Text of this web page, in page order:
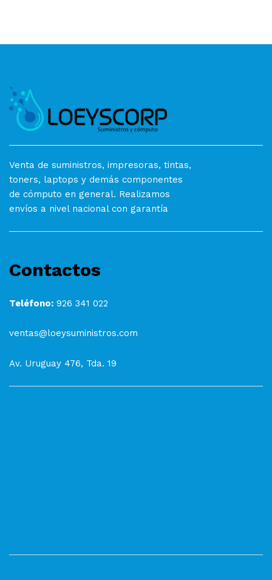
Venta de suministros, impresoras, tintas,
toners, laptops y demás componentes
de cómputo en general. Realizamos
envíos a nivel nacional con garantía
Contactos
Teléfono: 926 341 022
ventas@loeysuministros.com
Av. Uruguay 476, Tda. 19